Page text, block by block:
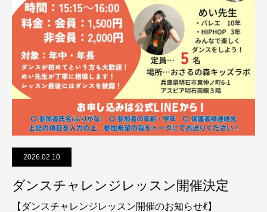
2026.02.10
ダンスチャレンジレッスン開催決定
【ダンスチャレンジレッスン開催のお知らせ💃】